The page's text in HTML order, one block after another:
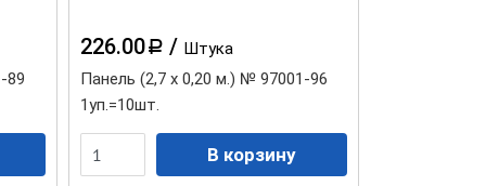
89
226.00a / Штука
Панель (2,7 х 0,20 м.) № 97001-96
1уп.=10шт.